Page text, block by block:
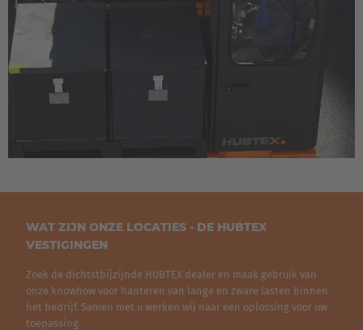
Italia
Italiano
Luxembourg
Nederland
Österreich
Deutsch
Polska
Polski
WAT ZIJN ONZE LOCATIES - DE HUBTEX
VESTIGINGEN
Zoek de dichtstbijzijnde HUBTEX dealer en maak gebruik van
onze knowhow voor hanteren van lange en zware lasten binnen
het bedrijf. Samen met u werken wij naar een oplossing voor uw
toepassing.